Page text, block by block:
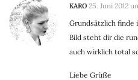
KARO 25. Juni 2012
Grundsätzlich finde
Bild steht dir die
auch wirklich total
Liebe Grüße